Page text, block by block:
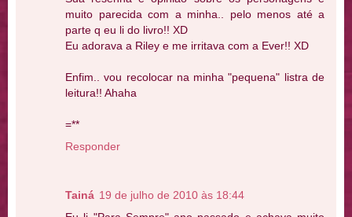
muito parecida com a minha.. pelo menos até a
parte q eu li do livro!! XD
Eu adorava a Riley e me irritava com a Ever!! XD
Enfim.. vou recolocar na minha "pequena" listra de
leitura!! Ahaha
=**
Responder
Tainá 19 de julho de 2010 às 18:44